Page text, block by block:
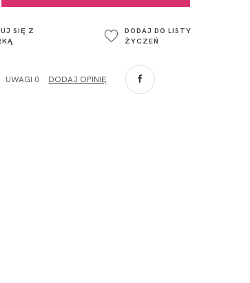
ul. Łowicka 89a
Głowno
SIĘ Z
DODAJ DO LISTY
ŻYCZEŃ
UWAGI 0 DODAJ OPINIĘ